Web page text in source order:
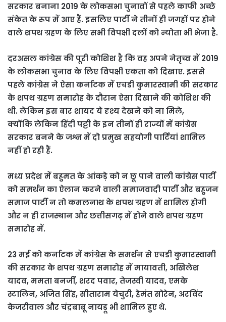
सरकार बनाना 2019 के लोकसभा चुनावों से पहले काफी अच्छे
संकेत के रूप में आए हैं. इसलिए पार्टी ने तीनों ही जगहों पर होने
वाले शपथ ग्रहण के लिए सभी विपक्षी दलों को न्योता भी भेजा है.
दरअसल कांग्रेस की पूरी कोशिश है कि वह अपने नेतृच्व में 2019
के लोकसभा चुनाव के लिए विपक्षी एकता को दिखाए. इससे
पहले कांग्रेस ने ऐसा कर्नाटक में एचडी कुमारस्वामी की सरकार
के शपथ ग्रहण समारोह के दौरान ऐसा दिखाने की कोशिश की
थी. लेकिन इस बार शायद ये दृश्य देखने को ना मिले,
क्योंकि लेकिन हिंदी पट्टी के इन तीनों ही राज्यों में कांग्रेस
सरकार बनने के जश्न में दो प्रमुख सहयोगी पार्टियां शामिल
नहीं हो रही हैं.
मध्य प्रदेश में बहुमत के आंकड़े को न छू पाने वाली कांग्रेस पार्टी
को समर्थन का ऐलान करने वाली समाजवादी पार्टी और बहुजन
समाज पार्टी न तो कमलनाथ के शपथ ग्रहण में शामिल होगी
और न ही राजस्थान और छत्तीसगढ़ में होने वाले शपथ ग्रहण
समारोह में.
23 मई को कर्नाटक में कांग्रेस के समर्थन से एचडी कुमारस्वामी
की सरकार के शपथ ग्रहण समारोह में मायावती, अखिलेश
यादव, ममता बनर्जी, शरद पवार, तेजस्वी यादव, एमके
स्टालिन, अजित सिंह, सीताराम येचुरी, हेमंत सोरेन, अरविंद
केजरीवाल और चंद्रबाबू नायडू भी शामिल हुए थे.